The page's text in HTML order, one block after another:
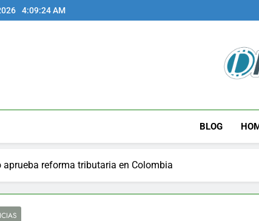
4:09:24 AM
BLOG
aprueba reforma tributaria en Colombia